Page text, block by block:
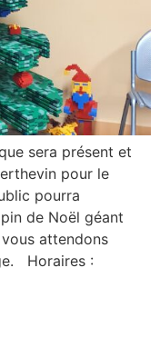
sera présent et
pour le
pourra
de Noël géant
attendons
Horaires :